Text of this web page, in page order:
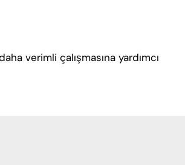
verimli çalışmasına yardımcı